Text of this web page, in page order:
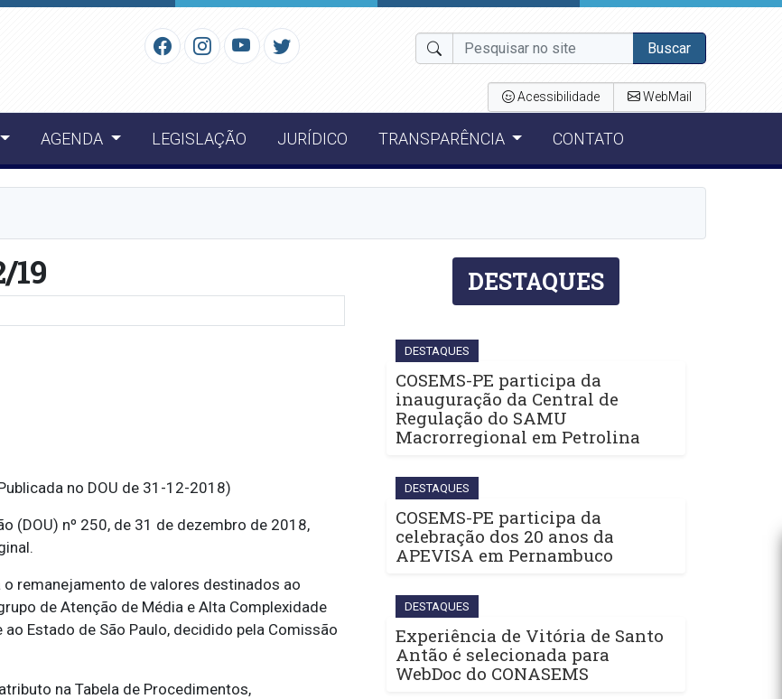
Buscar
Acessibilidade WebMail
AGENDA LEGISLAÇÃO JURÍDICO TRANSPARÊNCIA CONTATO
19
no DOU de 31-12-2018)
(DOU) nº 250, de 31 de dezembro de 2018,
o remanejamento de valores destinados ao
de Atenção de Média e Alta Complexidade
Estado de São Paulo, decidido pela Comissão
na Tabela de Procedimentos,
DESTAQUES
DESTAQUES
COSEMS-PE participa da
inauguração da Central de
Regulação do SAMU
Macrorregional em Petrolina
DESTAQUES
COSEMS-PE participa da
celebração dos 20 anos da
APEVISA em Pernambuco
DESTAQUES
Experiência de Vitória de Santo
Antão é selecionada para
WebDoc do CONASEMS